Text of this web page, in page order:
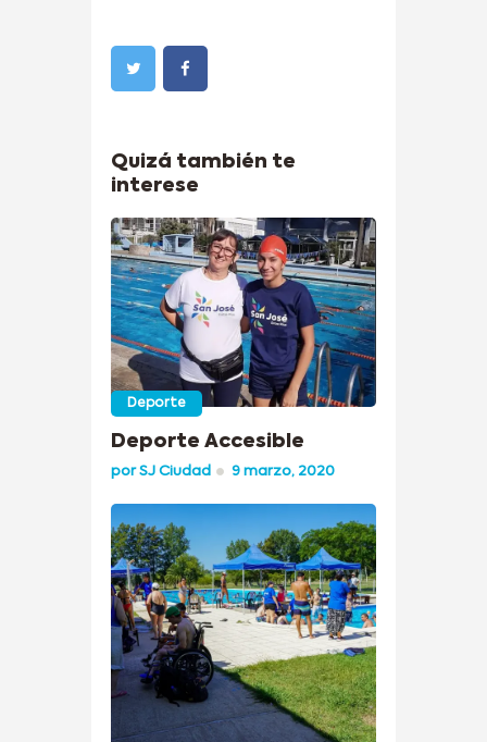
Quizá también te
interese
Deporte
Deporte Accesible
porSJ Ciudad 9 marzo, 2020